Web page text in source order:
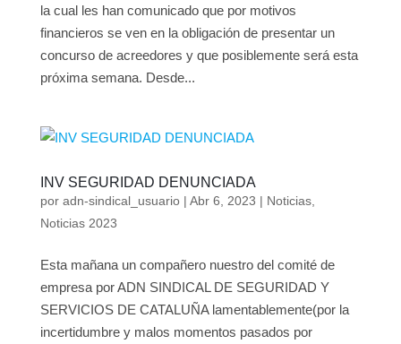
la cual les han comunicado que por motivos
financieros se ven en la obligación de presentar un
concurso de acreedores y que posiblemente será esta
próxima semana. Desde...
INV SEGURIDAD DENUNCIADA
por adn-sindical_usuario| Abr 6, 2023 | Noticias,
Noticias 2023
Esta mañana un compañero nuestro del comité de
empresa por ADN SINDICAL DE SEGURIDAD Y
SERVICIOS DE CATALUÑA lamentablemente(por la
incertidumbre y malos momentos pasados por